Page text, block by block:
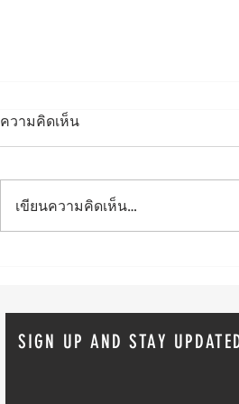
ความคิดเห็น
เขียนความคิดเห็น…
SIGN UP AND STAY